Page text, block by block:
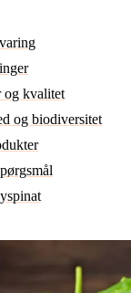
og kvalitet
og biodiversitet